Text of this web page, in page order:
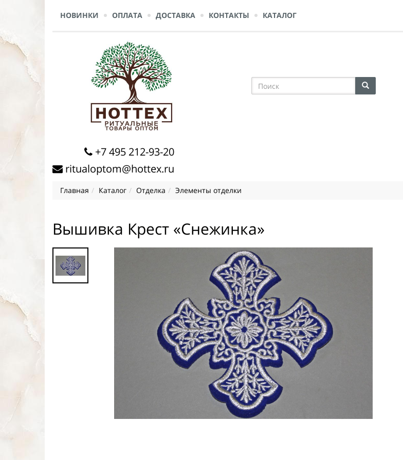
НОВИНКИ ОПЛАТА ДОСТАВКА КОНТАКТЫ КАТАЛОГ
+7 495 212-93-20
ritualoptom@hottex.ru
Главная Каталог Отделка Элементы отделки
Вышивка Крест «Снежинка»